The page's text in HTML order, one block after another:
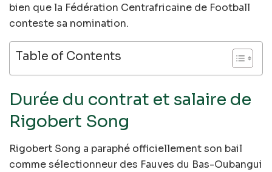
bien que la Fédération Centrafricaine de Football
conteste sa nomination.
Table of Contents
Durée du contrat et salaire de
Rigobert Song
Rigobert Song a paraphé officiellement son bail
comme sélectionneur des Fauves du Bas-Oubangui